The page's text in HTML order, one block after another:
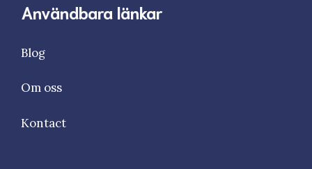
Användbara länkar
Blog
Om oss
Kontact